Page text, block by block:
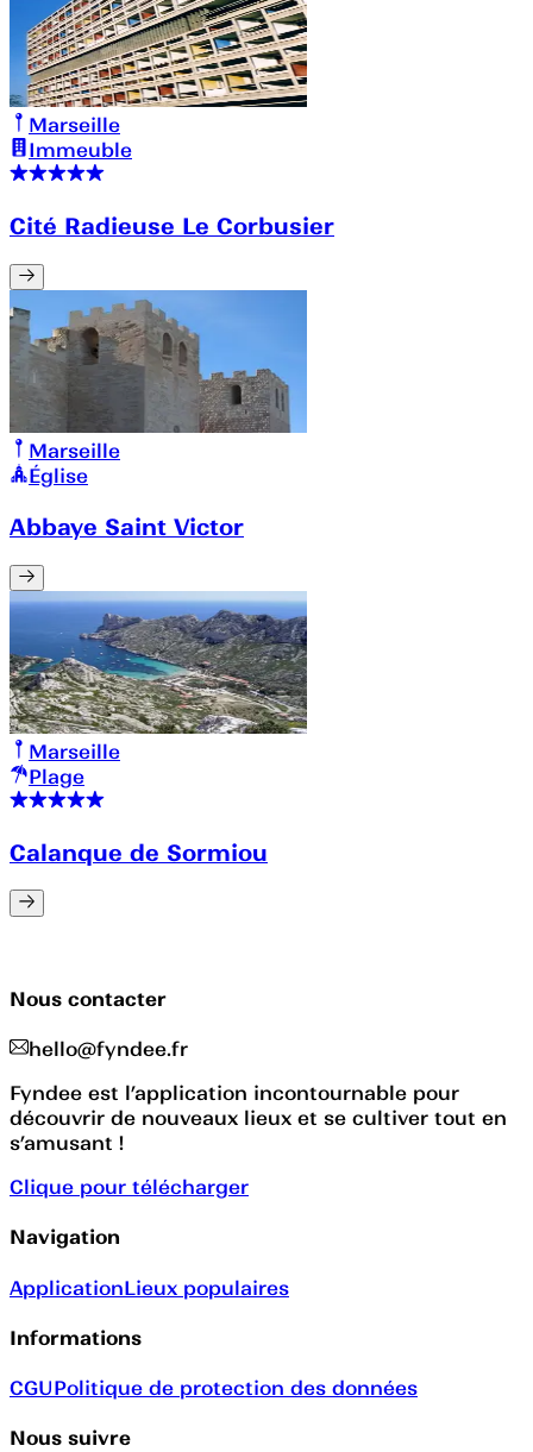
Marseille
Immeuble
Cité Radieuse Le Corbusier
Marseille
Église
Abbaye Saint Victor
Marseille
Plage
Calanque de Sormiou
Nous contacter
hello@fyndee.fr
Fyndee est l’application incontournable pour
découvrir de nouveaux lieux et se cultiver tout en
s’amusant !
Clique pour télécharger
Navigation
ApplicationLieux populaires
Informations
CGUPolitique de protection des données
Nous suivre